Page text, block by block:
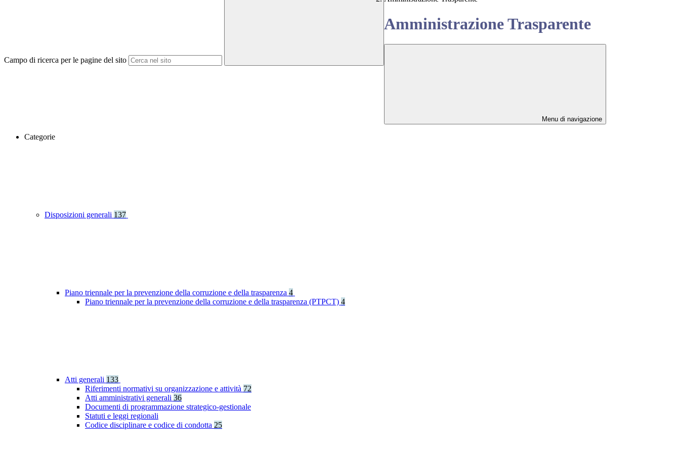
Campo di ricerca per le pagine del sito
Amministrazione Trasparente
Menu di navigazione
Categorie
Disposizioni generali 137
Piano triennale per la prevenzione della corruzione e della trasparenza 4
Piano triennale per la prevenzione della corruzione e della trasparenza (PTPCT) 4
Atti generali 133
Riferimenti normativi su organizzazione e attività 72
Atti amministrativi generali 36
Documenti di programmazione strategico-gestionale
Statuti e leggi regionali
Codice disciplinare e codice di condotta 25